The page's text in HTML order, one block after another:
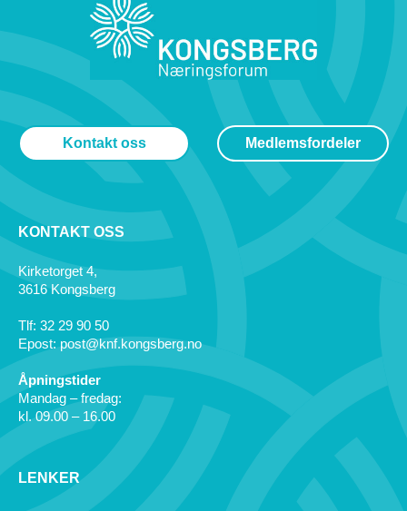
Kontakt oss Medlemsfordeler
KONTAKT OSS
Kirketorget 4,
3616 Kongsberg
Tlf: 32 29 90 50
Epost: post@knf.kongsberg.no
Åpningstider
Mandag – fredag:
kl. 09.00 – 16.00
LENKER